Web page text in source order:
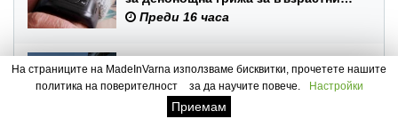
хора и лица с трайни увреждания
Преди 16 часа
Наградиха победителите в
Спартакиадата по морските
спортове на Военноморските сили
Преди 16 часа
На страниците на MadeInVarna използваме бисквитки, прочетете нашите
политика на поверителност
за да научите повече. Настройки
Приемам